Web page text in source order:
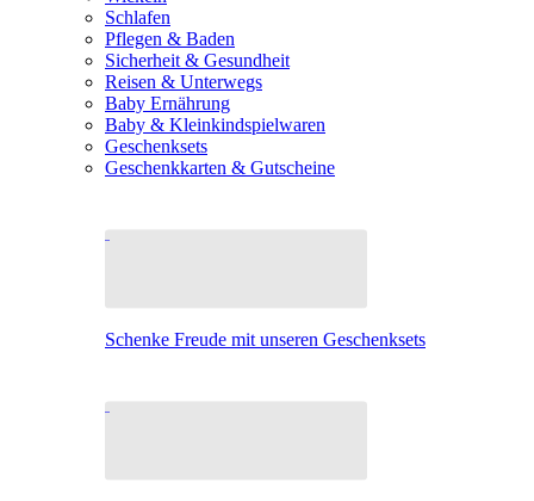
Schlafen
Pflegen & Baden
Sicherheit & Gesundheit
Reisen & Unterwegs
Baby Ernährung
Baby & Kleinkindspielwaren
Geschenksets
Geschenkkarten & Gutscheine
Schenke Freude mit unseren Geschenksets